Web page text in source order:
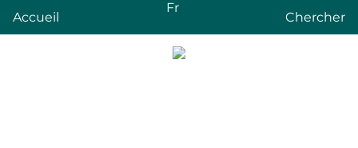
Accueil
Fr
Chercher